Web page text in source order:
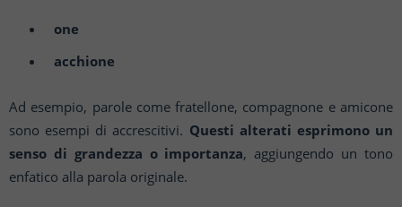
one
acchione
Ad esempio, parole come fratellone, compagnone e amicone
sono esempi di accrescitivi. Questi alterati esprimono un
senso di grandezza o importanza, aggiungendo un tono
enfatico alla parola originale.